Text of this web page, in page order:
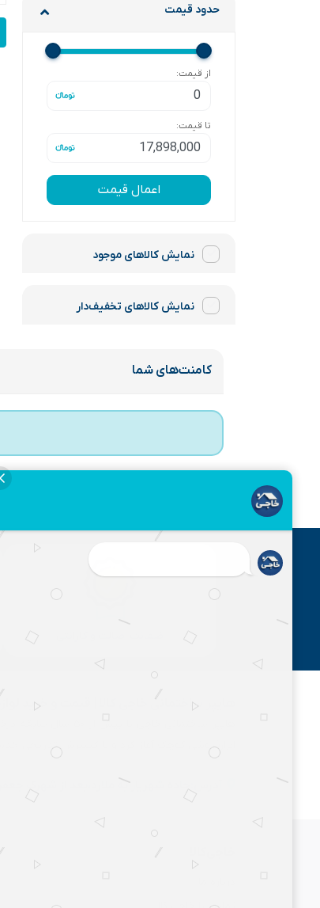
حدود قیمت
از قیمت:
تا قیمت:
اعمال قیمت
نمایش کالاهای موجود
نمایش کالاهای تخفیف‌دار
کامنت‌های شما
هایپر ساختمانی خاجی‌ کالا | قیمت و خرید
هایپر ساختمانی
ابزارفروشی کوچک آغاز کرد و با گسترش تدریجی
آدرس:جاده شهریار به ملارد،بعد از شهرک